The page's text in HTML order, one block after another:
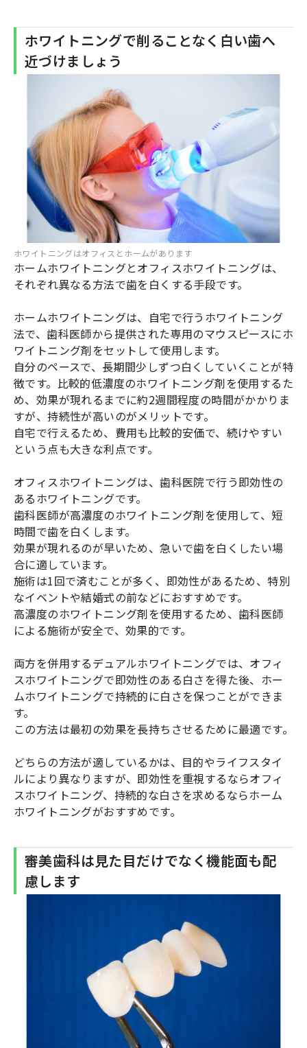
ホワイトニングで削ることなく白い歯へ
近づけましょう
ホワイトニングはオフィスとホームがあります
ホームホワイトニングとオフィスホワイトニングは、
それぞれ異なる方法で歯を白くする手段です。
ホームホワイトニングは、自宅で行うホワイトニング
法で、歯科医師から提供された専用のマウスピースにホ
ワイトニング剤をセットして使用します。
自分のペースで、長期間少しずつ白くしていくことが特
徴です。比較的低濃度のホワイトニング剤を使用するた
め、効果が現れるまでに約2週間程度の時間がかかりま
すが、持続性が高いのがメリットです。
自宅で行えるため、費用も比較的安価で、続けやすい
という点も大きな利点です。
オフィスホワイトニングは、歯科医院で行う即効性の
あるホワイトニングです。
歯科医師が高濃度のホワイトニング剤を使用して、短
時間で歯を白くします。
効果が現れるのが早いため、急いで歯を白くしたい場
合に適しています。
施術は1回で済むことが多く、即効性があるため、特別
なイベントや結婚式の前などにおすすめです。
高濃度のホワイトニング剤を使用するため、歯科医師
による施術が安全で、効果的です。
両方を併用するデュアルホワイトニングでは、オフィ
スホワイトニングで即効性のある白さを得た後、ホー
ムホワイトニングで持続的に白さを保つことができま
す。
この方法は最初の効果を長持ちさせるために最適です。
どちらの方法が適しているかは、目的やライフスタイ
ルにより異なりますが、即効性を重視するならオフィ
スホワイトニング、持続的な白さを求めるならホーム
ホワイトニングがおすすめです。
審美歯科は見た目だけでなく機能面も配
慮します